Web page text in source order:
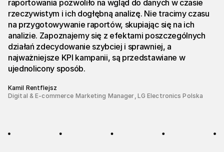
raportowania pozwoliło na wgląd do danych w czasie
rzeczywistym i ich dogłębną analizę. Nie tracimy czasu
na przygotowywanie raportów, skupiając się na ich
analizie. Zapoznajemy się z efektami poszczególnych
działań zdecydowanie szybciej i sprawniej, a
najważniejsze KPI kampanii, są przedstawiane w
ujednolicony sposób.
Kamil Rentflejsz
Digital & E-commerce Marketing Manager LG Electronics Polska